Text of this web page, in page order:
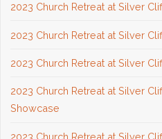
2023 Church Retreat at Silver
2023 Church Retreat at Silver
2023 Church Retreat at Silver
2023 Church Retreat at Silver
Showcase
2023 Church Retreat at Silver